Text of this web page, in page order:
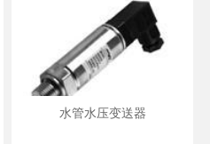
水管水压变送器